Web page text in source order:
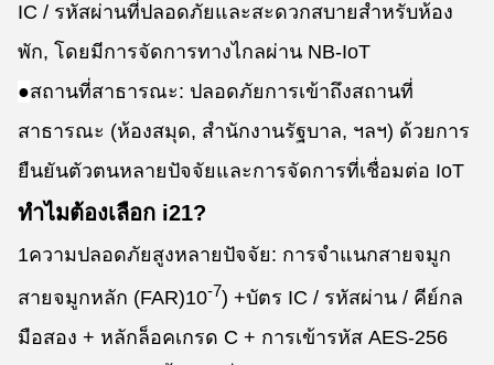
IC / รหัสผ่านที่ปลอดภัยและสะดวกสบายสําหรับห้อง
พัก, โดยมีการจัดการทางไกลผ่าน NB-IoT
●สถานที่สาธารณะ: ปลอดภัยการเข้าถึงสถานที่
สาธารณะ (ห้องสมุด, สํานักงานรัฐบาล, ฯลฯ) ด้วยการ
ยืนยันตัวตนหลายปัจจัยและการจัดการที่เชื่อมต่อ IoT
ทําไมต้องเลือก i21?
1ความปลอดภัยสูงหลายปัจจัย: การจําแนกสายจมูก
สายจมูกหลัก (FAR)10-7) +บัตร IC / รหัสผ่าน / คีย์กล
มือสอง + หลักล็อคเกรด C + การเข้ารหัส AES-256